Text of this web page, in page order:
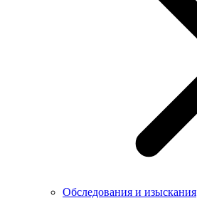
Обследования и изыскания